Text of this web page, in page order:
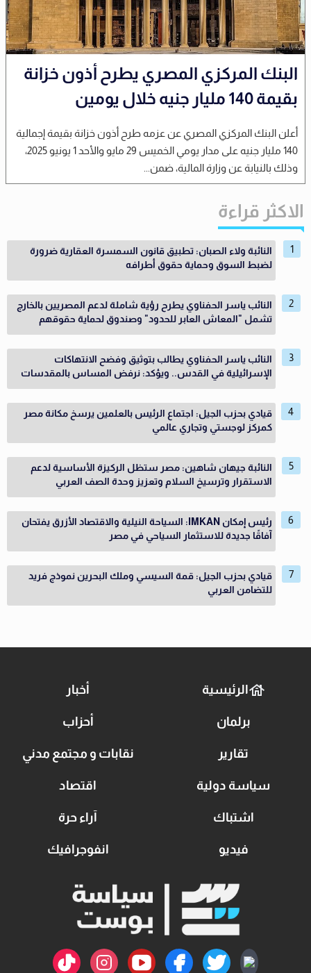
البنك المركزي المصري يطرح أذون خزانة
بقيمة 140 مليار جنيه خلال يومين
أعلن البنك المركزي المصري عن عزمه طرح أذون خزانة بقيمة إجمالية
140 مليار جنيه على مدار يومي الخميس 29 مايو والأحد 1 يونيو 2025،
وذلك بالنيابة عن وزارة المالية، ضمن...
الاكثر قراءة
النائبة ولاء الصبان: تطبيق قانون السمسرة العقارية ضرورة
لضبط السوق وحماية حقوق أطرافه
النائب ياسر الحفناوي يطرح رؤية شاملة لدعم المصريين بالخارج
تشمل "المعاش العابر للحدود" وصندوق لحماية حقوقهم
النائب ياسر الحفناوي يطالب بتوثيق وفضح الانتهاكات
الإسرائيلية في القدس.. ويؤكد: نرفض المساس بالمقدسات
قيادي بحزب الجيل: اجتماع الرئيس بالعلمين يرسخ مكانة مصر
كمركز لوجستي وتجاري عالمي
النائبة جيهان شاهين: مصر ستظل الركيزة الأساسية لدعم
الاستقرار وترسيخ السلام وتعزيز وحدة الصف العربي
رئيس إمكان IMKAN: السياحة النيلية والاقتصاد الأزرق يفتحان
آفاقًا جديدة للاستثمار السياحي في مصر
قيادي بحزب الجيل: قمة السيسي وملك البحرين نموذج فريد
للتضامن العربي
الرئيسية أخبار
برلمان أحزاب
تقارير نقابات و مجتمع مدني
سياسة دولية اقتصاد
اشتباك آراء حرة
فيديو انفوجرافيك